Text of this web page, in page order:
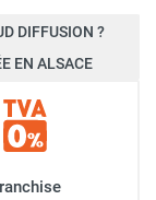
DIFFUSION ?
EN ALSACE